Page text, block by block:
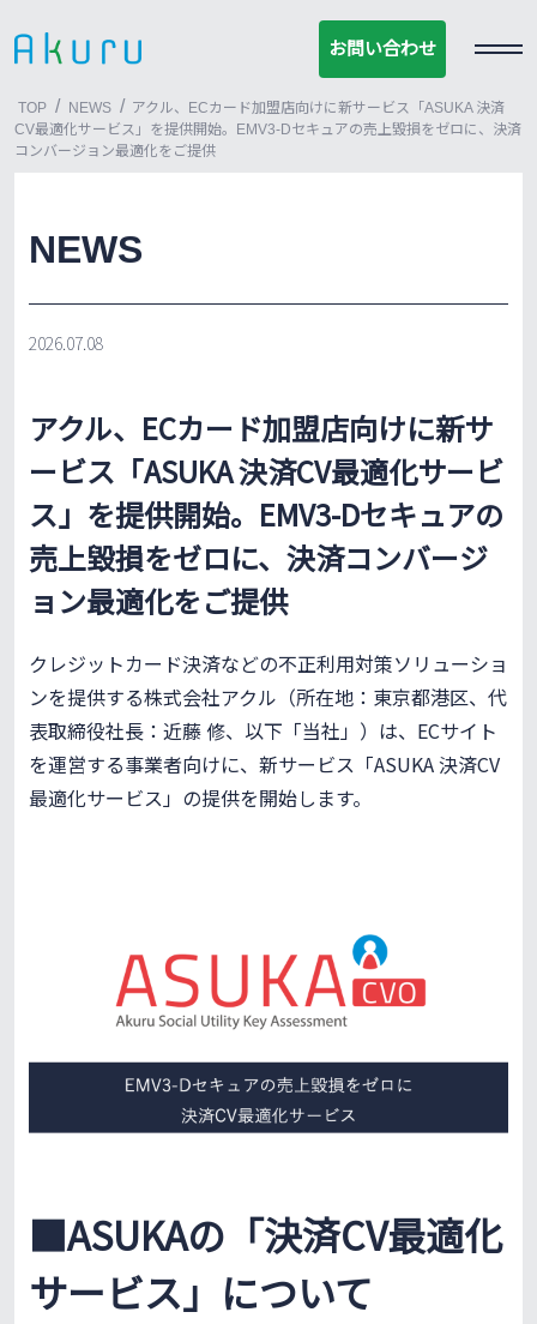
お問い合わせ
お問い合わせ
TOP / NEWS / アクル、ECカード加盟店向けに新サービス「ASUKA 決済
CV最適化サービス」を提供開始。EMV3-Dセキュアの売上毀損をゼロに、決済
コンバージョン最適化をご提供
NEWS
2026.07.08
アクル、ECカード加盟店向けに新サ
ービス「ASUKA 決済CV最適化サービ
ス」を提供開始。EMV3-Dセキュアの
売上毀損をゼロに、決済コンバージ
ョン最適化をご提供
クレジットカード決済などの不正利用対策ソリューショ
ンを提供する株式会社アクル（所在地：東京都港区、代
表取締役社長：近藤 修、以下「当社」）は、ECサイト
を運営する事業者向けに、新サービス「ASUKA 決済CV
最適化サービス」の提供を開始します。
■ASUKAの「決済CV最適化
サービス」について